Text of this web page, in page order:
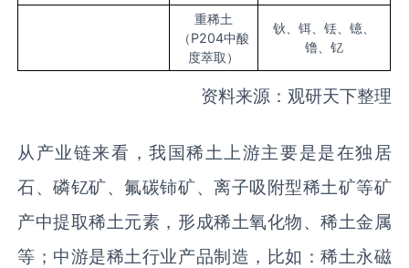
重稀土
（P204中酸
度萃取）
钬、铒、铥、镱、
镥、钇
资料来源：观研天下整理
从产业链来看，我国稀土上游主要是是在独居
石、磷钇矿、氟碳铈矿、离子吸附型稀土矿等矿
产中提取稀土元素，形成稀土氧化物、稀土金属
等；中游是稀土行业产品制造，比如：稀土永磁